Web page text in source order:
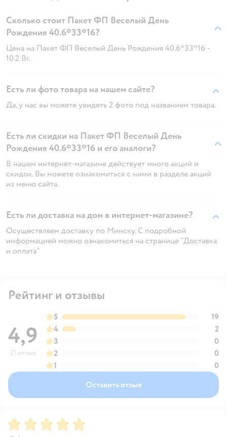
Сколько стоит Пакет ФП Веселый День
Рождения 40.6*33*16?
Цена на Пакет ФП Веселый День Рождения 40.6*33*16 -
10.2 Br.
Есть ли фото товара на нашем сайте?
Да, у нас вы можете увидеть 2 фото под названием товара.
Есть ли скидки на Пакет ФП Веселый День
Рождения 40.6*33*16 и его аналоги?
В нашем интернет-магазине действует много акций и
скидок. Вы можете ознакомиться с ними в разделе акций
из меню сайта.
Есть ли доставка на дом в интернет-магазине?
Осуществляем доставку по Минску. С подробной
информацией можно ознакомиться на странице "Доставка
и оплата"
Рейтинг и отзывы
4,9
21 отзыв
5
19
4
2
3
0
2
0
1
0
Оставить отзыв
Рейтинг:5